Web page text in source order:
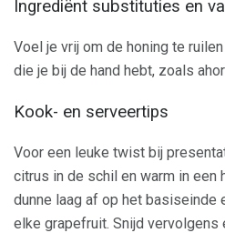
Ingrediënt substituties en
Voel je vrij om de honing te
die je bij de hand hebt, zoals
Kook- en serveertips
Voor een leuke twist bij
citrus in de schil en warm in een
dunne laag af op het basiseinde
elke grapefruit. Snijd